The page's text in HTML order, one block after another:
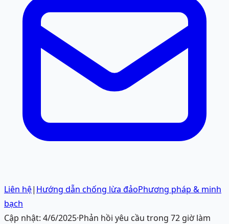
Liên hệ| Hướng dẫn chống lừa đảoPhương pháp & minh
bạch
Cập nhật: 4/6/2025·Phản hồi yêu cầu trong 72 giờ làm